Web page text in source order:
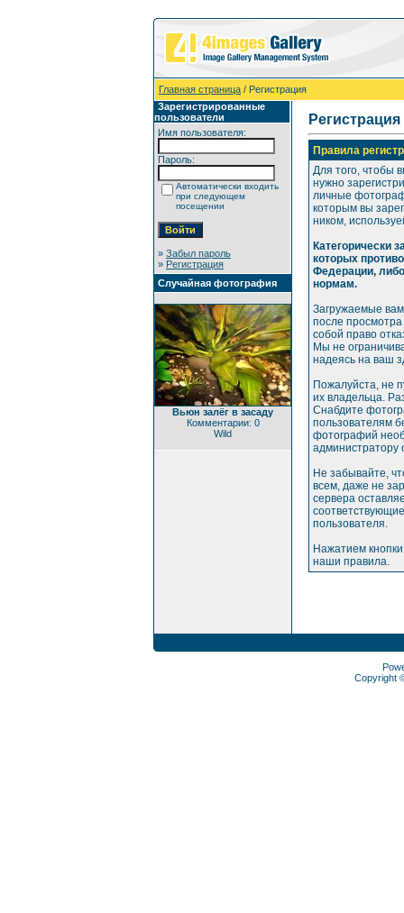
Главная страница / Регистрация
Зарегистрированные
пользователи
Имя пользователя:
Пароль:
Автоматически входить
при следующем
посещении
» Забыл пароль
» Регистрация
Случайная фотография
Вьюн залёг в засаду
Комментарии: 0
Wild
Регистрация
Правила
Для того, чтобы
нужно
личные
которым вы
ником,
Категорически
которых
Федерации,
нормам.
Загружаемые
после
собой право
Мы не
надеясь на ваш
Пожалуйста, не
их владельца.
Снабдите
пользователям
фотографий
администратору
Не забывайте,
всем, даже не
сервера
пользователя.
Нажатием
наши правила.
Copyright